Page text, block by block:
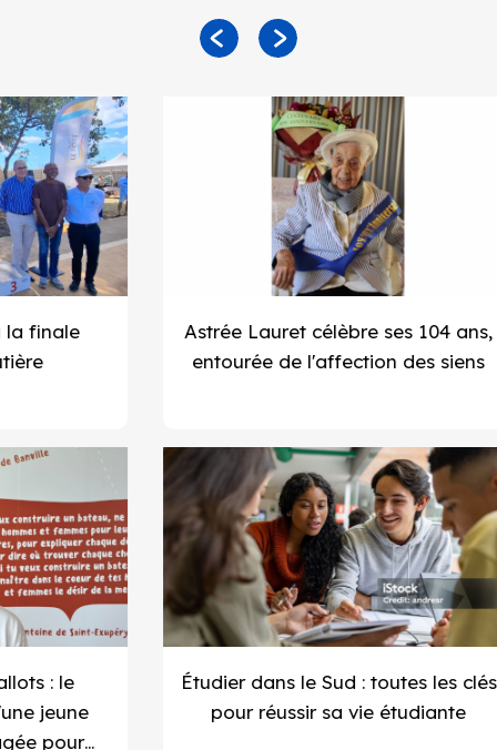
Astrée Lauret célèbre ses 104 ans,
entourée de l'affection des siens
Étudier dans le Sud : toutes les clés
pour réussir sa vie étudiante